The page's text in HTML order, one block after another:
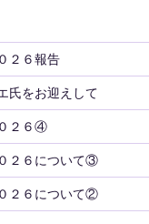
２６報告
氏をお迎えして
２６④
２６について③
２６について②